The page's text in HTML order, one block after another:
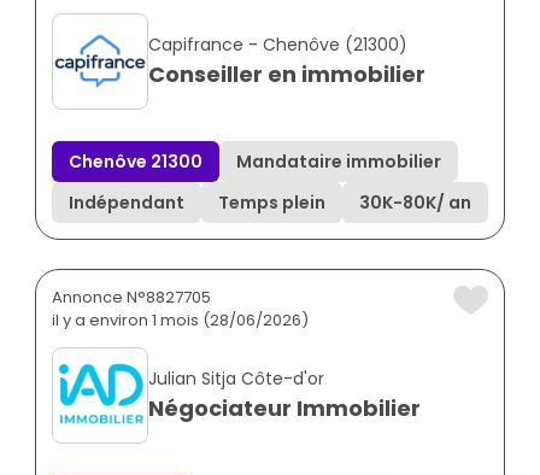
Capifrance - Chenôve (21300)
Conseiller en immobilier
Chenôve 21300
Mandataire immobilier
Indépendant
Temps plein 30K-80K/ an
Annonce N°8827705
il y a environ 1 mois (28/06/2026)
Julian Sitja Côte-d'or
Négociateur Immobilier